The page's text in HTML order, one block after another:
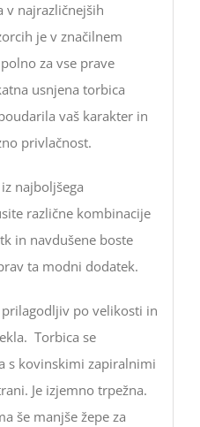
v najrazličnejših
je v značilnem
za vse prave
usnjena torbica
vaš karakter in
privlačnost.
najboljšega
različne kombinacije
in navdušene boste
ta modni dodatek.
po velikosti in
Torbica se
s kovinskimi zapiralnimi
Je izjemno trpežna.
še manjše žepe za